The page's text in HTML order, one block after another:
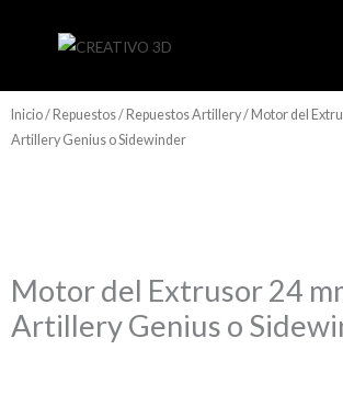
Inicio/ Repuestos/ Repuestos Artillery/ Motor del
Artillery Genius o Sidewinder
Motor del Extrusor 24
Artillery Genius o